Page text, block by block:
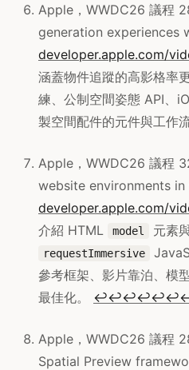
Apple，WWDC26 議程
generation experiences
developer.apple.com/
涵蓋物件追蹤的高影格率
練、公制空間姿態 API、
製空間配件的元件與工作
Apple，WWDC26 議程
website environments in
developer.apple.com/
介紹 HTML
model 元素
requestImmersive
參考框架、影片靠泊、模
最佳化。 ↩↩↩↩↩↩
Apple，WWDC26 議程
Spatial Preview